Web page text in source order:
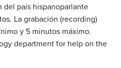
del país hispanoparlante
La grabación (recording)
y 5 minutos máximo.
department for help on the